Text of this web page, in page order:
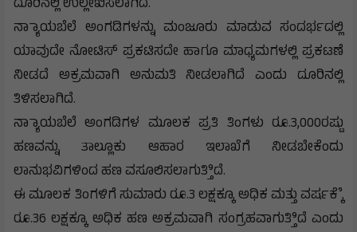
ದೂರಿನಲ್ಲಿ ಉಲ್ಲೇಖಿಸಲಾಗಿದೆ.
ನ್ಯಾಾಯಬೆಲೆ ಅಂಗಡಿಗಳನ್ನು ಮಂಜೂರು ಮಾಡುವ ಸಂದರ್ಭದಲ್ಲಿ
ಯಾವುದೇ ನೋಟಿಸ್ ಪ್ರಕಟಿಸದೇ ಹಾಗೂ ಮಾಧ್ಯಮಗಳಲ್ಲಿ ಪ್ರಕಟಣೆ
ನೀಡದೆ ಅಕ್ರಮವಾಗಿ ಅನುಮತಿ ನೀಡಲಾಗಿದೆ ಎಂದು ದೂರಿನಲ್ಲಿ
ತಿಳಿಸಲಾಗಿದೆ.
ನ್ಯಾಾಯಬೆಲೆ ಅಂಗಡಿಗಳ ಮೂಲಕ ಪ್ರತಿ ತಿಂಗಳು ರೂ.3,000ರಷ್ಟು
ಹಣವನ್ನು ತಾಲ್ಲೂಕು ಆಹಾರ ಇಲಾಖೆಗೆ ನೀಡಬೇಕೆಂದು
ಲಾನುಭವಿಗಳಿಂದ ಹಣ ವಸೂಲಿಸಲಾಗುತ್ತಿಿದೆ.
ಈ ಮೂಲಕ ತಿಂಗಳಿಗೆ ಸುಮಾರು ರೂ.3 ಲಕ್ಷಕ್ಕೂ ಅಧಿಕ ಮತ್ತು ವರ್ಷಕ್ಕೆೆ
ರೂ.36 ಲಕ್ಷಕ್ಕೂ ಅಧಿಕ ಹಣ ಅಕ್ರಮವಾಗಿ ಸಂಗ್ರಹವಾಗುತ್ತಿಿದೆ ಎಂದು